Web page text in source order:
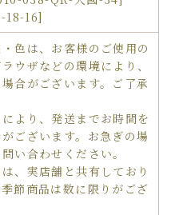
16]
色は、お客様のご使用の
ウザなどの環境により、
合がございます。ご了承
より、発送までお時間を
ございます。お急ぎの場
い合わせください。
、実店舗と共有しており
節商品は数に限りがござ